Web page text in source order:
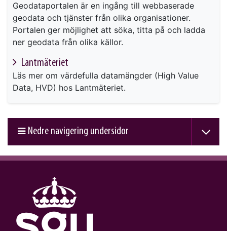
Geodataportalen är en ingång till webbaserade
geodata och tjänster från olika organisationer.
Portalen ger möjlighet att söka, titta på och ladda
ner geodata från olika källor.
Lantmäteriet
Läs mer om värdefulla datamängder (High Value
Data, HVD) hos Lantmäteriet.
Nedre navigering undersidor